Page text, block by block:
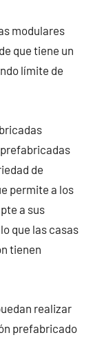
modulares
que tiene un
límite de
de
permite a los
a sus
que las casas
tienen
realizar
prefabricado